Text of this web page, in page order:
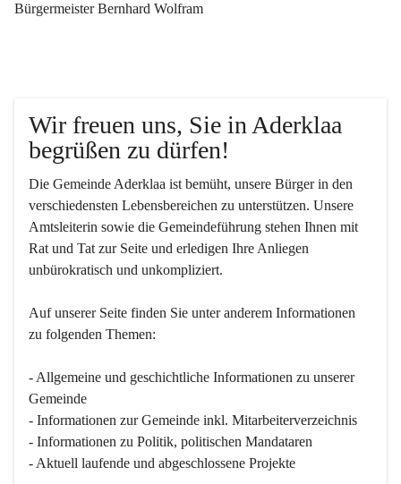
Bürgermeister Bernhard Wolfram
Wir freuen uns, Sie in Aderklaa
begrüßen zu dürfen!
Die Gemeinde Aderklaa ist bemüht, unsere Bürger in den
verschiedensten Lebensbereichen zu unterstützen. Unsere
Amtsleiterin sowie die Gemeindeführung stehen Ihnen mit
Rat und Tat zur Seite und erledigen Ihre Anliegen
unbürokratisch und unkompliziert.
Auf unserer Seite finden Sie un­ter an­de­rem Informationen
zu folgenden Themen:
- Allgemeine und geschichtliche Informationen zu unserer
Gemeinde
- Informationen zur Gemeinde inkl. Mitarbeiterverzeichnis
- Informationen zu Politik, politischen Mandataren
- Aktuell laufende und abgeschlossene Projekte